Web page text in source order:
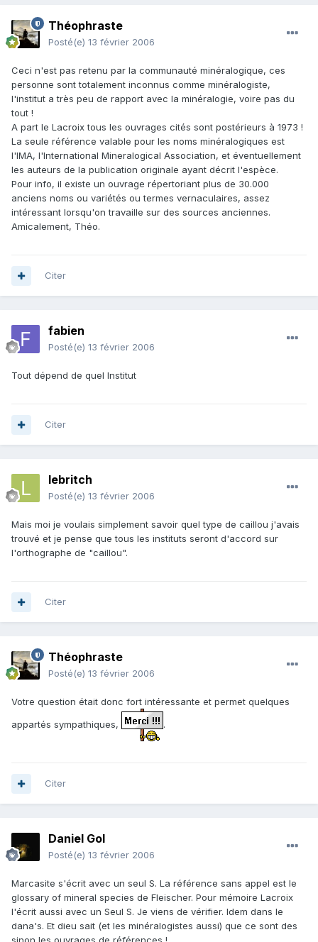
Théophraste
Posté(e) 13 février 2006
Ceci n'est pas retenu par la communauté minéralogique, ces
personne sont totalement inconnus comme minéralogiste,
l'institut a très peu de rapport avec la minéralogie, voire pas du
tout !
A part le Lacroix tous les ouvrages cités sont postérieurs à 1973 !
La seule référence valable pour les noms minéralogiques est
l'IMA, l'International Mineralogical Association, et éventuellement
les auteurs de la publication originale ayant décrit l'espèce.
Pour info, il existe un ouvrage répertoriant plus de 30.000
anciens noms ou variétés ou termes vernaculaires, assez
intéressant lorsqu'on travaille sur des sources anciennes.
Amicalement, Théo.
Citer
fabien
Posté(e) 13 février 2006
Tout dépend de quel Institut
Citer
lebritch
Posté(e) 13 février 2006
Mais moi je voulais simplement savoir quel type de caillou j'avais
trouvé et je pense que tous les instituts seront d'accord sur
l'orthographe de "caillou".
Citer
Théophraste
Posté(e) 13 février 2006
Votre question était donc fort intéressante et permet quelques
appartés sympathiques,
.
Citer
Daniel Gol
Posté(e) 13 février 2006
Marcasite s'écrit avec un seul S. La référence sans appel est le
glossary of mineral species de Fleischer. Pour mémoire Lacroix
l'écrit aussi avec un Seul S. Je viens de vérifier. Idem dans le
dana's. Et dieu sait (et les minéralogistes aussi) que ce sont des